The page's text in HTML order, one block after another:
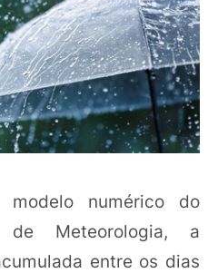
numérico do
de Meteorologia, a
entre os dias